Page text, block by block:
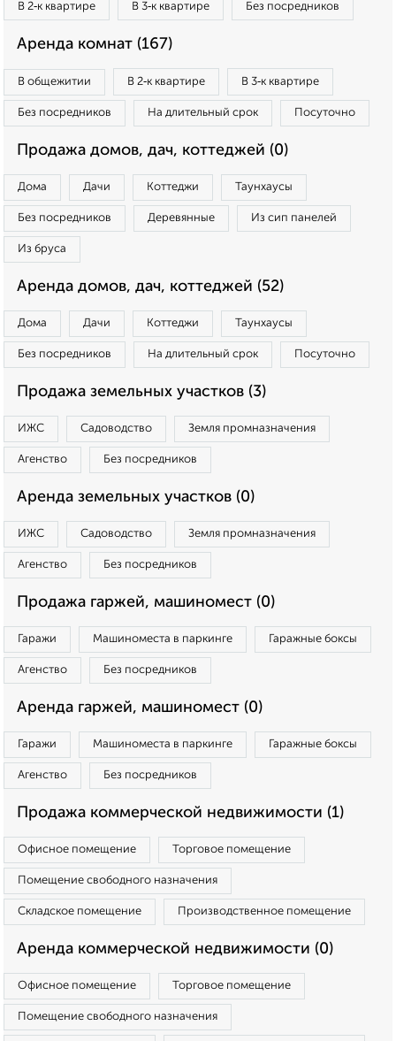
В 2‑к квартире В 3‑к квартире Без посредников
Аренда комнат (167)
В общежитии В 2‑к квартире В 3‑к квартире
Без посредников На длительный срок Посуточно
Продажа домов, дач, коттеджей (0)
Дома Дачи Коттеджи Таунхаусы
Без посредников Деревянные Из сип панелей
Из бруса
Аренда домов, дач, коттеджей (52)
Дома Дачи Коттеджи Таунхаусы
Без посредников На длительный срок Посуточно
Продажа земельных участков (3)
ИЖС Садоводство Земля промназначения
Агенство Без посредников
Аренда земельных участков (0)
ИЖС Садоводство Земля промназначения
Агенство Без посредников
Продажа гаржей, машиномест (0)
Гаражи Машиноместа в паркинге Гаражные боксы
Агенство Без посредников
Аренда гаржей, машиномест (0)
Гаражи Машиноместа в паркинге Гаражные боксы
Агенство Без посредников
Продажа коммерческой недвижимости (1)
Офисное помещение Торговое помещение
Помещение свободного назначения
Складское помещение Производственное помещение
Аренда коммерческой недвижимости (0)
Офисное помещение Торговое помещение
Помещение свободного назначения